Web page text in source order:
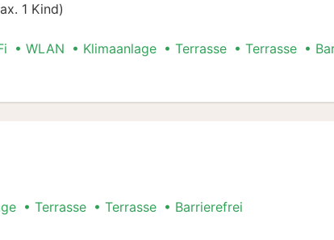
1 Kind)
WLAN Klimaanlage Terrasse Terrasse
Terrasse Terrasse Barrierefrei